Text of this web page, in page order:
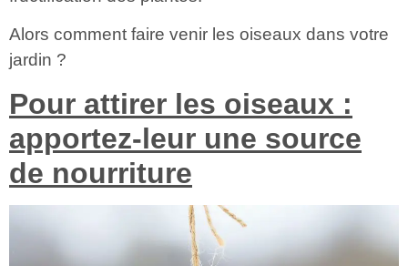
Alors comment faire venir les oiseaux dans votre
jardin ?
Pour attirer les oiseaux :
apportez-leur une source
de nourriture